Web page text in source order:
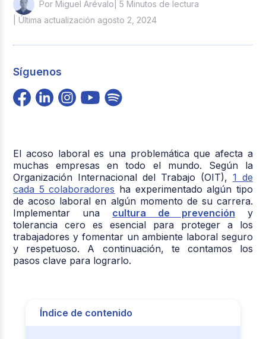
Por Miguel Arévalo | 5 Minutos de lectura
| Última actualización agosto 2, 2024
Síguenos
El acoso laboral es una problemática que afecta a
muchas empresas en todo el mundo. Según la
Organización Internacional del Trabajo (OIT), 1 de
cada 5 colaboradores ha experimentado algún tipo
de acoso laboral en algún momento de su carrera.
Implementar una cultura de prevención y
tolerancia cero es esencial para proteger a los
trabajadores y fomentar un ambiente laboral seguro
y respetuoso. A continuación, te contamos los
pasos clave para lograrlo.
Índice de contenido